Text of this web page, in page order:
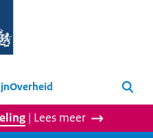
Zoeken
| Lees meer